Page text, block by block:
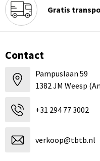
Gratis
Contact
Pampuslaan 59
1382 JM Weesp
+31 294 77 3002
verkoop@tbtb.nl